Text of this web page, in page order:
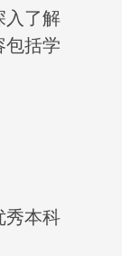
入了解
包括学
秀本科